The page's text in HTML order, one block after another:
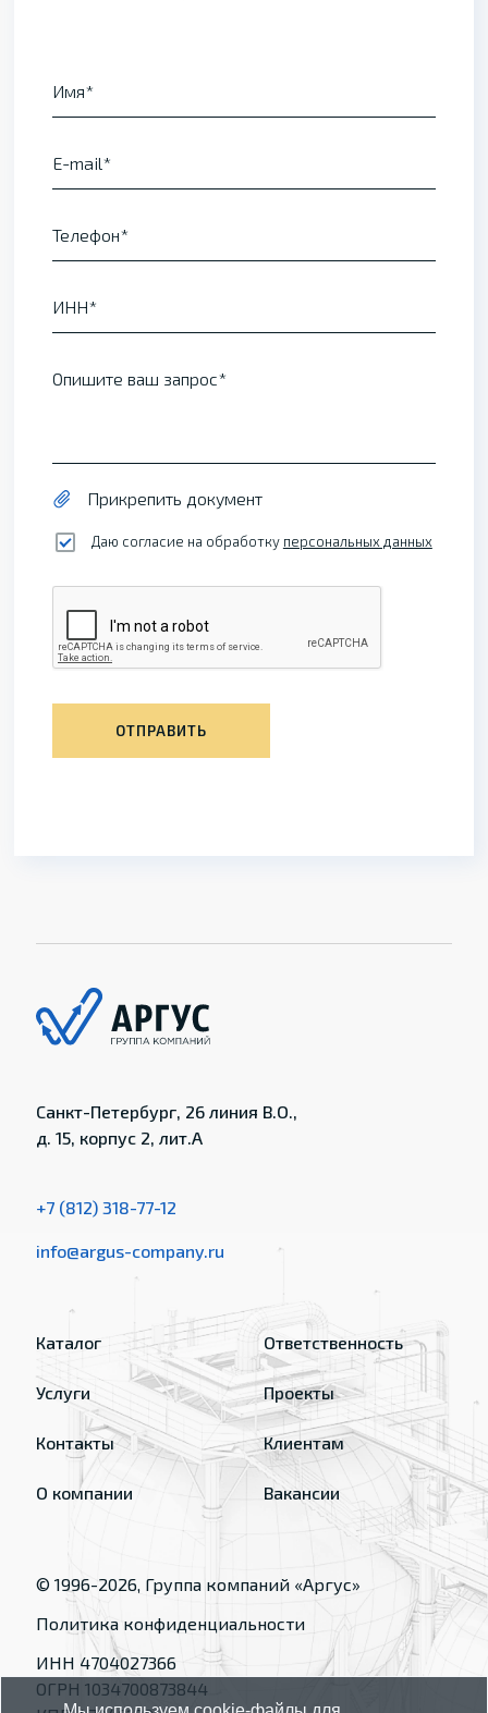
Имя
E-mail
Телефон
ИНН
Опишите ваш запрос
Прикрепить документ
Даю согласие на обработку персональных данных
ОТПРАВИТЬ
Санкт-Петербург, 26 линия В.О.,
д. 15, корпус 2, лит.А
+7 (812) 318-77-12
info@argus-company.ru
Каталог
Услуги
Контакты
О компании
Ответственность
Проекты
Клиентам
Вакансии
© 1996-2026, Группа компаний «Аргус»
Политика конфиденциальности
ИНН 4704027366
ОГРН 1034700873844